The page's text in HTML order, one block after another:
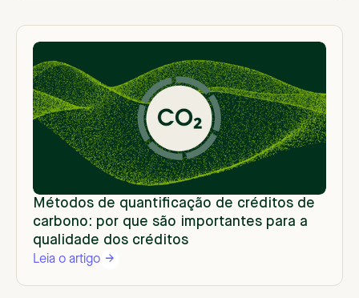
Métodos de quantificação de créditos de
carbono: por que são importantes para a
qualidade dos créditos
Leia o artigo